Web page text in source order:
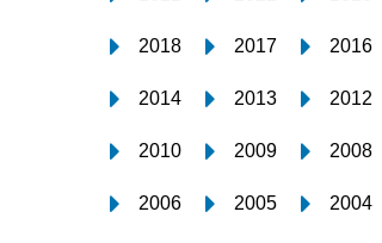
2018 2017 2016
2014 2013 2012
2010 2009 2008
2006 2005 2004